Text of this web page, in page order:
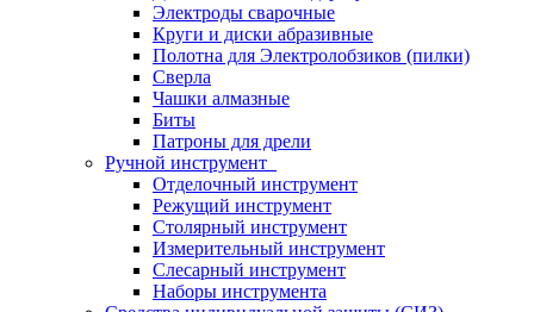
Электроды сварочные
Круги и диски абразивные
Полотна для Электролобзиков (пилки)
Сверла
Чашки алмазные
Биты
Патроны для дрели
Ручной инструмент
Отделочный инструмент
Режущий инструмент
Столярный инструмент
Измерительный инструмент
Слесарный инструмент
Наборы инструмента